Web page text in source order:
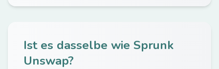
Ist es dasselbe wie Sprunk
Unswap?